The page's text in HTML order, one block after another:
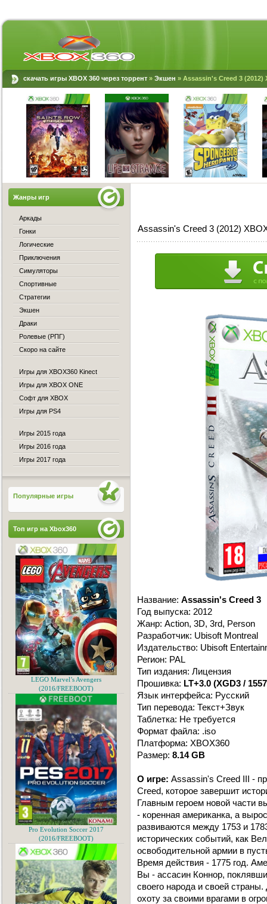
скачать игры XBOX 360 через торрент » Экшен » Assassin's Creed 3 (2012)
Assassin's Creed 3 (2012)
Название: Assassin's Creed 3
Год выпуска: 2012
Жанр: Action, 3D, 3rd, Person
Разработчик: Ubisoft Montreal
Издательство: Ubisoft
Регион: PAL
Тип издания: Лицензия
Прошивка: LT+3.0 (XGD3 /
Язык интерфейса: Русский
Тип перевода: Текст+Звук
Таблетка: Не требуется
Формат файла: .iso
Платформа: XBOX360
Размер: 8.14 GB
О игре: Assassin's Creed III -
Creed, которое завершит
Главным героем новой части
- коренная американка, а
развиваются между 1753 и
исторических событий, как
освободительной армии в
Время действия - 1775 год.
Вы - ассасин Коннор,
своего народа и своей
охоту за своими врагами в
Жанры игр
Аркады
Гонки
Логические
Приключения
Симуляторы
Спортивные
Стратегии
Экшен
Драки
Ролевые (РПГ)
Скоро на сайте
Игры для XBOX360 Kinect
Игры для XBOX ONE
Софт для XBOX
Игры для PS4
Игры 2015 года
Игры 2016 года
Игры 2017 года
Популярные игры
Топ игр на Xbox360
LEGO Marvel’s Avengers
(2016/FREEBOOT)
Pro Evolution Soccer 2017
(2016/FREEBOOT)